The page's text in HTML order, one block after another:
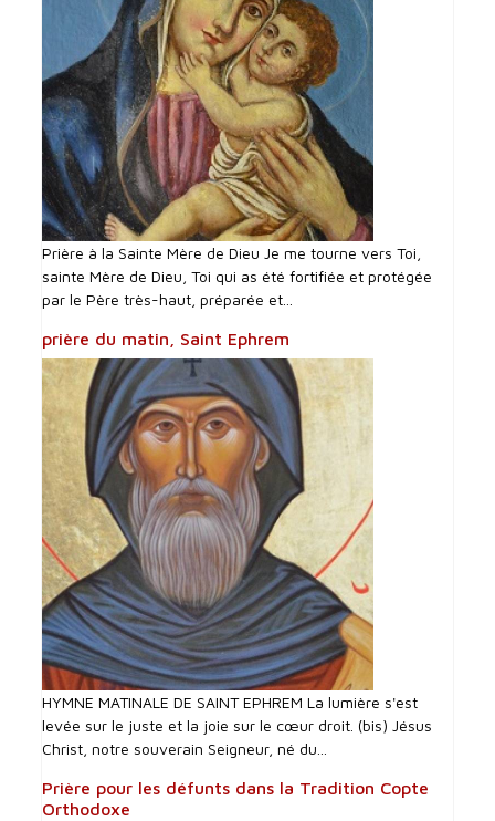
Prière à la Sainte Mère de Dieu Je me tourne vers Toi,
sainte Mère de Dieu, Toi qui as été fortifiée et protégée
par le Père très-haut, préparée et...
prière du matin, Saint Ephrem
HYMNE MATINALE DE SAINT EPHREM La lumière s'est
levée sur le juste et la joie sur le cœur droit. (bis) Jésus
Christ, notre souverain Seigneur, né du...
Prière pour les défunts dans la Tradition Copte
Orthodoxe